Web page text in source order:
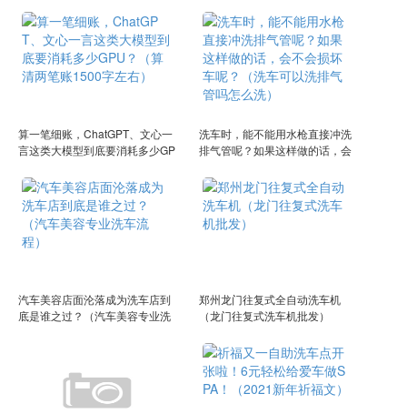
算一笔细账，ChatGPT、文心一
言这类大模型到底要消耗多少GP
洗车时，能不能用水枪直接冲洗
排气管呢？如果这样做的话，会
气管吗怎么洗）
汽车美容店面沦落成为洗车店到
底是谁之过？（汽车美容专业洗
郑州龙门往复式全自动洗车机
（龙门往复式洗车机批发）